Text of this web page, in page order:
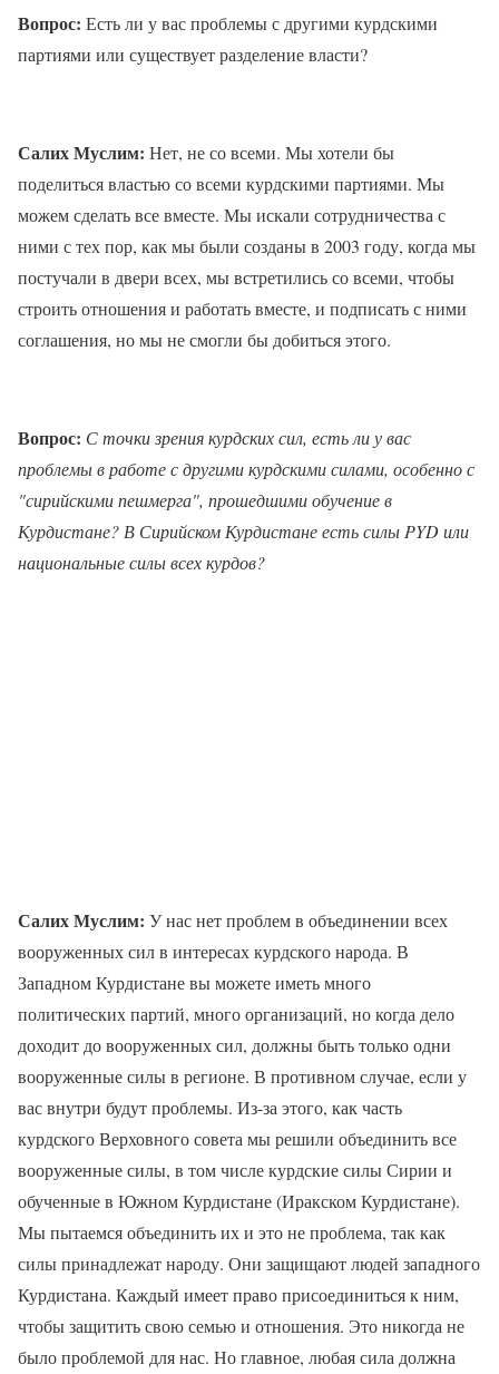
Вопрос: Есть ли у вас проблемы с другими курдскими
партиями или существует разделение власти?
Салих Муслим: Нет, не со всеми. Мы хотели бы
поделиться властью со всеми курдскими партиями. Мы
можем сделать все вместе. Мы искали сотрудничества с
ними с тех пор, как мы были созданы в 2003 году, когда мы
постучали в двери всех, мы встретились со всеми, чтобы
строить отношения и работать вместе, и подписать с ними
соглашения, но мы не смогли бы добиться этого.
Вопрос: С точки зрения курдских сил, есть ли у вас
проблемы в работе с другими курдскими силами, особенно с
"сирийскими пешмерга", прошедшими обучение в
Курдистане? В Сирийском Курдистане есть силы PYD или
национальные силы всех курдов?
Салих Муслим: У нас нет проблем в объединении всех
вооруженных сил в интересах курдского народа. В
Западном Курдистане вы можете иметь много
политических партий, много организаций, но когда дело
доходит до вооруженных сил, должны быть только одни
вооруженные силы в регионе. В противном случае, если у
вас внутри будут проблемы. Из-за этого, как часть
курдского Верховного совета мы решили объединить все
вооруженные силы, в том числе курдские силы Сирии и
обученные в Южном Курдистане (Иракском Курдистане).
Мы пытаемся объединить их и это не проблема, так как
силы принадлежат народу. Они защищают людей западного
Курдистана. Каждый имеет право присоединиться к ним,
чтобы защитить свою семью и отношения. Это никогда не
было проблемой для нас. Но главное, любая сила должна